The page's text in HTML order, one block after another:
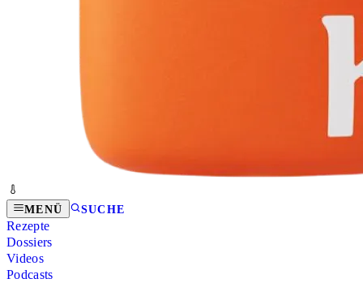
MENÜ SUCHE
Rezepte
Dossiers
Videos
Podcasts